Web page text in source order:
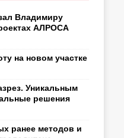
Владимиру
АЛРОСА
на новом участке
Уникальным
решения
ранее методов и